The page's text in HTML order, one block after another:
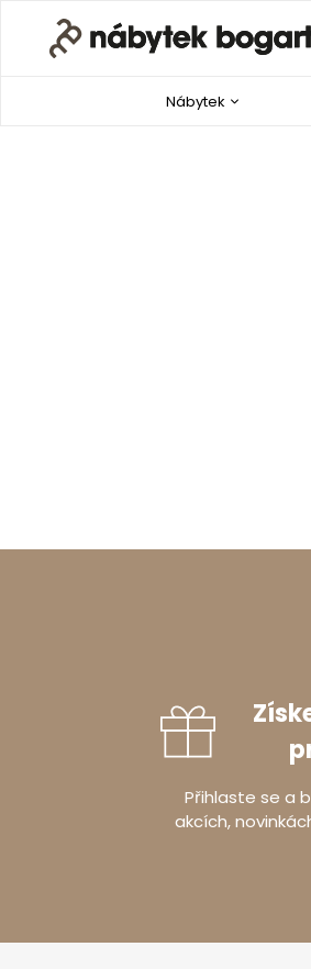
Nábytek
Přihlaste se a
akcích,